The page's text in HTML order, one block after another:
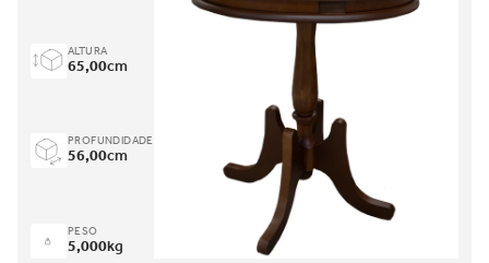
ALTURA
65,00cm
PROFUNDIDADE
56,00cm
PESO
5,000kg